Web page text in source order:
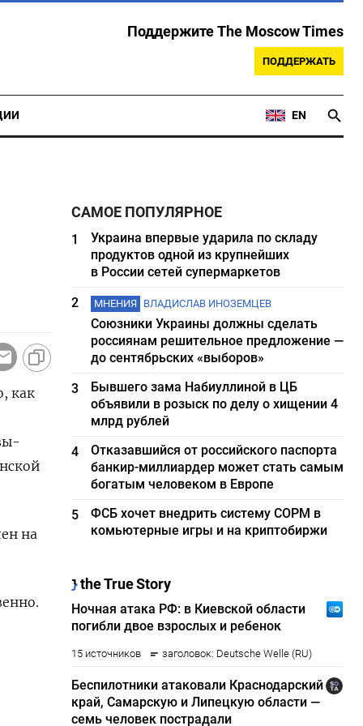
Поддержите The Moscow Times
ПОДДЕРЖАТЬ
EN
как
на
САМОЕ ПОПУЛЯРНОЕ
1
Украина впервые ударила по складу
продуктов одной из крупнейших
в России сетей супермаркетов
2
МНЕНИЯ ВЛАДИСЛАВ ИНОЗЕМЦЕВ
Союзники Украины должны сделать
россиянам решительное предложение —
до сентябрьских «выборов»
3
Бывшего зама Набиуллиной в ЦБ
объявили в розыск по делу о хищении 4
млрд рублей
4
Отказавшийся от российского паспорта
банкир-миллиардер может стать самым
богатым человеком в Европе
5
ФСБ хочет внедрить систему СОРМ в
комьютерные игры и на криптобиржи